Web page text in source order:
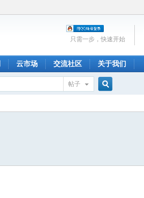
只需一步，快速开始
云市场 交流社区 关于我们
帖子